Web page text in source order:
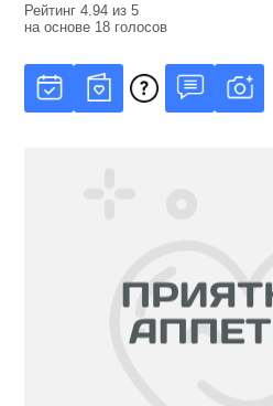
Рейтинг4.94 из5
на основе 18 голосов